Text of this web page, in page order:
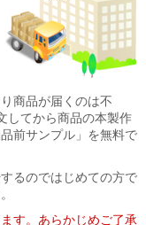
商品が届くのは不
してから商品の本製作
前サンプル」を無料で
るのではじめての方で
す。あらかじめご了承